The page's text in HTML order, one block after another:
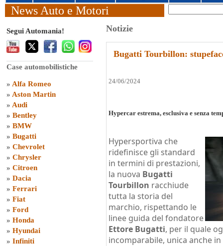
News Auto e Motori
Segui Automania!
Case automobilistiche
» Alfa Romeo
» Aston Martin
» Audi
» Bentley
» BMW
» Bugatti
» Chevrolet
» Chrysler
» Citroen
» Dacia
» Ferrari
» Fiat
» Ford
» Honda
» Hyundai
» Infiniti
Notizie
Bugatti Tourbillon:
24/06/2024
Hypercar estrema, esclusiva e senza
Hypersportiva che
ridefinisce gli standard
in termini di prestazioni,
la nuova Bugatti
Tourbillon racchiude
tutta la storia del
marchio, rispettando le
linee guida del fondatore
Ettore Bugatti, per il quale
incomparabile, unica anche